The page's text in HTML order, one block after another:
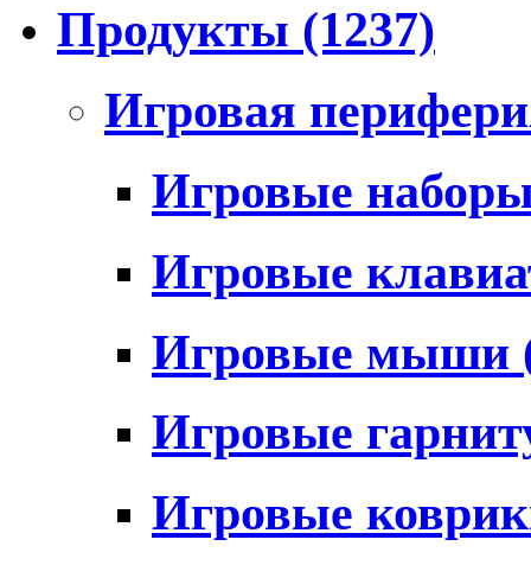
Продукты (1237)
Игровая
Игровые
Игровые
Игровые мыши
Игровые
Игровые